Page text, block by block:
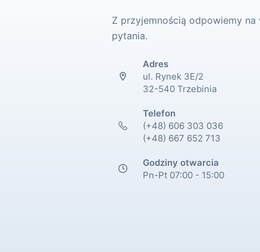
Z przyjemnością odpowiemy na
pytania.
Adres
ul. Rynek 3E/2
32-540 Trzebinia
Telefon
(+48) 606 303 036
(+48) 667 652 713
Godziny otwarcia
Pn-Pt 07:00 - 15:00